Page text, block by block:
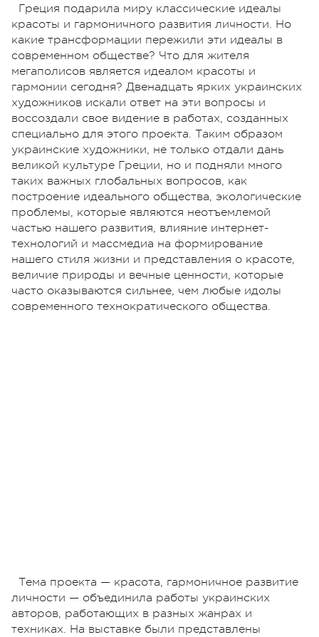
Греция подарила миру классические идеалы
красоты и гармоничного развития личности. Но
какие трансформации пережили эти идеалы в
современном обществе? Что для жителя
мегаполисов является идеалом красоты и
гармонии сегодня? Двенадцать ярких украинских
художников искали ответ на эти вопросы и
воссоздали свое видение в работах, созданных
специально для этого проекта. Таким образом
украинские художники, не только отдали дань
великой культуре Греции, но и подняли много
таких важных глобальных вопросов, как
построение идеального общества, экологические
проблемы, которые являются неотъемлемой
частью нашего развития, влияние интернет-
технологий и массмедиа на формирование
нашего стиля жизни и представления о красоте,
величие природы и вечные ценности, которые
часто оказываются сильнее, чем любые идолы
современного технократического общества.
Тема проекта — красота, гармоничное развитие
личности — объединила работы украинских
авторов, работающих в разных жанрах и
техниках. На выставке были представлены